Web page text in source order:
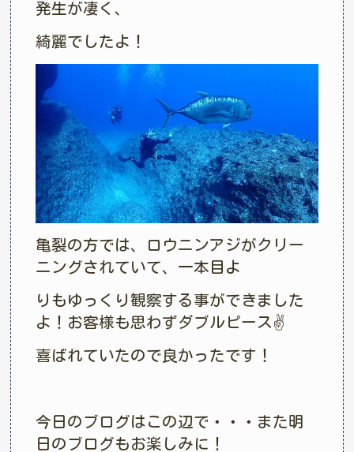
発生が凄く、
綺麗でしたよ！
亀裂の方では、ロウニンアジがクリー
ニングされていて、一本目よ
りもゆっくり観察する事ができました
よ！お客様も思わずダブルピース✌️
喜ばれていたので良かったです！
今日のブログはこの辺で・・・また明
日のブログもお楽しみに！